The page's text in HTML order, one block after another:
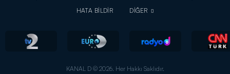
HATA BİLDİR
DİĞER
KANAL D © 2026. Her Hakkı Saklıdır.